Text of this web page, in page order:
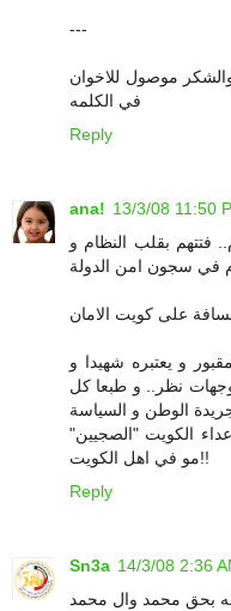
---
موصول للاخوان
في الكلمه
Reply
ana! 13/3/08 11:50
فتتهم بقلب النظام و
و يعتبره شهيدا و
نظر.. و طبعا كل
الكويت "الصجيين"
مو في اهل الكويت!!
Reply
Sn3a 14/3/08 2:36
بحق محمد وال محمد